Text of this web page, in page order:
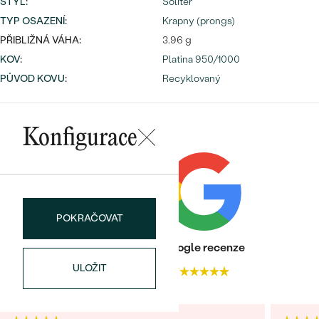
Wave kolekce
PODLE TVARU KAMENE
PROHLÉDNOUT
Personalizované
přívěsky
OBJEVIT
Nejprodávanější
TYP OSAZENÍ:
Krapny (prongs)
PŘIBLIŽNÁ VÁHA:
3.96 g
KOV:
Platina 950/1000
PŮVOD KOVU: Recyklovaný
Konfigurace
POKRAČOVAT
ULOŽIT
Heureka recenze
4.9
Google recenze
4.7